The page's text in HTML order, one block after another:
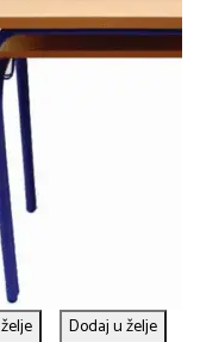
Dodaj u želje